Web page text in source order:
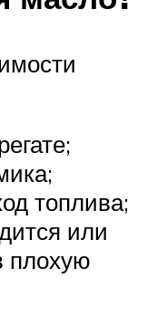
топлива;
или
плохую